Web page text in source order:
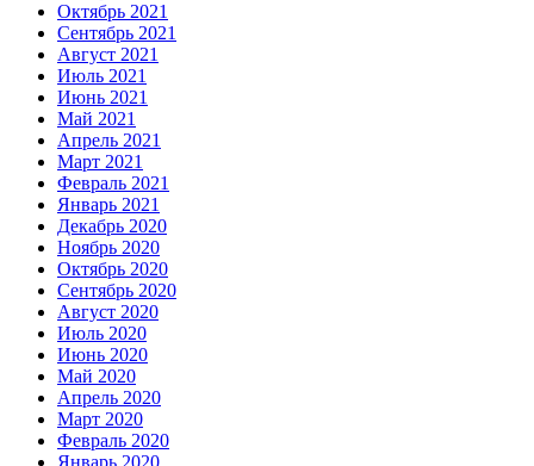
Октябрь 2021
Сентябрь 2021
Август 2021
Июль 2021
Июнь 2021
Май 2021
Апрель 2021
Март 2021
Февраль 2021
Январь 2021
Декабрь 2020
Ноябрь 2020
Октябрь 2020
Сентябрь 2020
Август 2020
Июль 2020
Июнь 2020
Май 2020
Апрель 2020
Март 2020
Февраль 2020